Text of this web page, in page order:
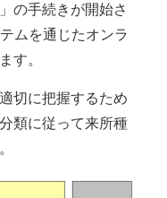
の手続きが開始さ
ムを通じたオンラ
す。
切に把握するため
類に従って来所種